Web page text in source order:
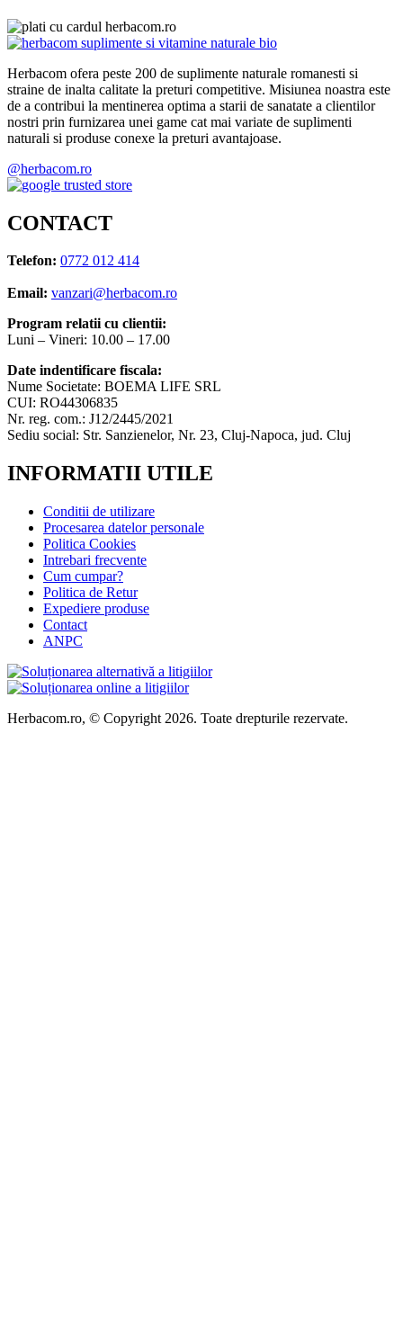
Herbacom ofera peste 200 de suplimente naturale romanesti si
straine de inalta calitate la preturi competitive. Misiunea noastra este
de a contribui la mentinerea optima a starii de sanatate a clientilor
nostri prin furnizarea unei game cat mai variate de suplimenti
naturali si produse conexe la preturi avantajoase.
@herbacom.ro
CONTACT
Telefon: 0772 012 414
Email: vanzari@herbacom.ro
Program relatii cu clientii:
Luni – Vineri: 10.00 – 17.00
Date indentificare fiscala:
Nume Societate: BOEMA LIFE SRL
CUI: RO44306835
Nr. reg. com.: J12/2445/2021
Sediu social: Str. Sanzienelor, Nr. 23, Cluj-Napoca, jud. Cluj
INFORMATII UTILE
Conditii de utilizare
Procesarea datelor personale
Politica Cookies
Intrebari frecvente
Cum cumpar?
Politica de Retur
Expediere produse
Contact
ANPC
Herbacom.ro, © Copyright 2026. Toate drepturile rezervate.